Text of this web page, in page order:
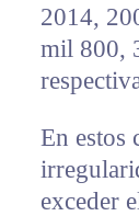
2014,
mil 800,
En estos
exceder